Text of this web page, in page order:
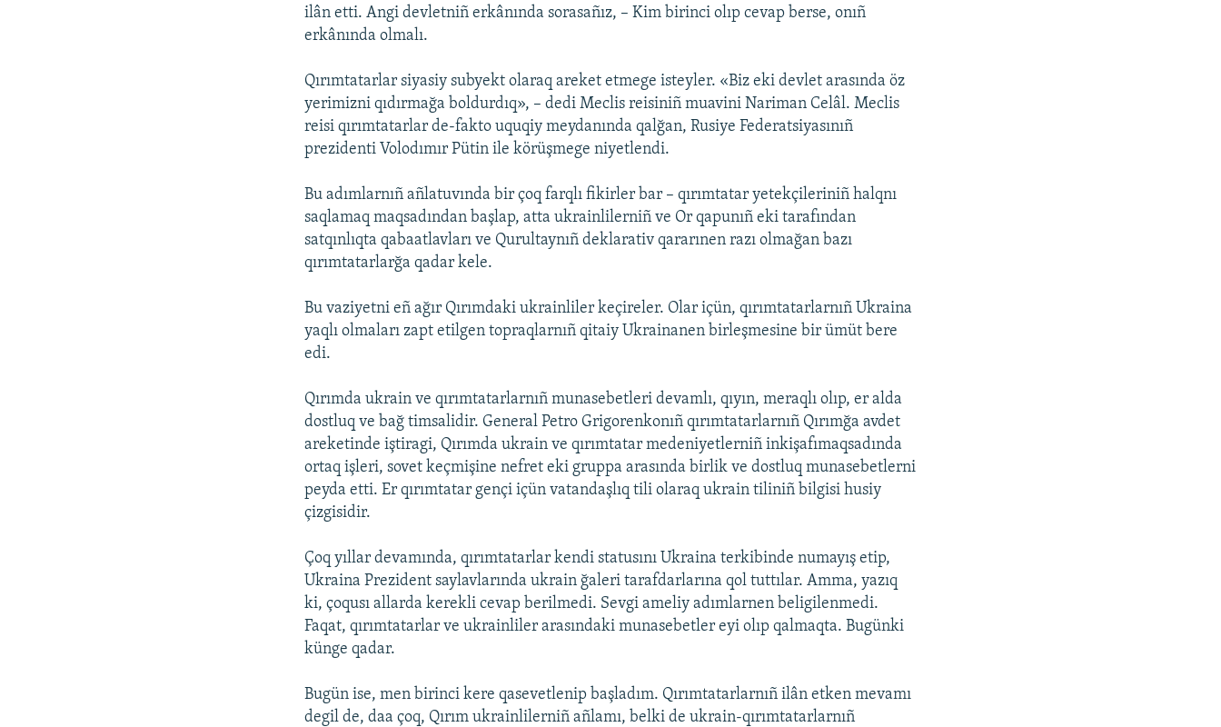
ilân etti. Angi devletniñ erkânında sorasañız, – Kim birinci olıp cevap berse, onıñ
erkânında olmalı.
Qırımtatarlar siyasiy subyekt olaraq areket etmege isteyler. «Biz eki devlet arasında öz
yerimizni qıdırmağa boldurdıq», – dedi Meclis reisiniñ muavini Nariman Celâl. Meclis
reisi qırımtatarlar de-fakto uquqiy meydanında qalğan, Rusiye Federatsiyasınıñ
prezidenti Volodımır Pütin ile körüşmege niyetlendi.
Bu adımlarnıñ añlatuvında bir çoq farqlı fikirler bar – qırımtatar yetekçileriniñ halqnı
saqlamaq maqsadından başlap, atta ukrainlilerniñ ve Or qapunıñ eki tarafından
satqınlıqta qabaatlavları ve Qurultaynıñ deklarativ qararınen razı olmağan bazı
qırımtatarlarğa qadar kele.
Bu vaziyetni eñ ağır Qırımdaki ukrainliler keçireler. Olar içün, qırımtatarlarnıñ Ukraina
yaqlı olmaları zapt etilgen topraqlarnıñ qitaiy Ukrainanen birleşmesine bir ümüt bere
edi.
Qırımda ukrain ve qırımtatarlarnıñ munasebetleri devamlı, qıyın, meraqlı olıp, er alda
dostluq ve bağ timsalidir. General Petro Grigorenkonıñ qırımtatarlarnıñ Qırımğa avdet
areketinde iştiragi, Qırımda ukrain ve qırımtatar medeniyetlerniñ inkişafımaqsadında
ortaq işleri, sovet keçmişine nefret eki gruppa arasında birlik ve dostluq munasebetlerni
peyda etti. Er qırımtatar gençi içün vatandaşlıq tili olaraq ukrain tiliniñ bilgisi husiy
çizgisidir.
Çoq yıllar devamında, qırımtatarlar kendi statusını Ukraina terkibinde numayış etip,
Ukraina Prezident saylavlarında ukrain ğaleri tarafdarlarına qol tuttılar. Amma, yazıq
ki, çoqusı allarda kerekli cevap berilmedi. Sevgi ameliy adımlarnen beligilenmedi.
Faqat, qırımtatarlar ve ukrainliler arasındaki munasebetler eyi olıp qalmaqta. Bugünki
künge qadar.
Bugün ise, men birinci kere qasevetlenip başladım. Qırımtatarlarnıñ ilân etken mevamı
degil de, daa çoq, Qırım ukrainlilerniñ añlamı, belki de ukrain-qırımtatarlarnıñ